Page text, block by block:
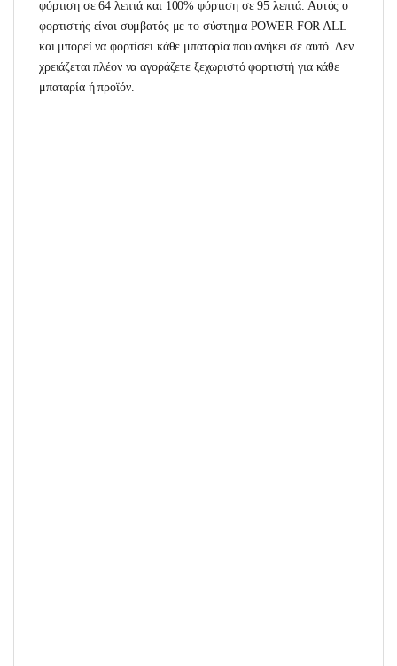
φόρτιση σε 64 λεπτά και 100% φόρτιση σε 95 λεπτά. Αυτός ο
φορτιστής είναι συμβατός με το σύστημα POWER FOR ALL
και μπορεί να φορτίσει κάθε μπαταρία που ανήκει σε αυτό. Δεν
χρειάζεται πλέον να αγοράζετε ξεχωριστό φορτιστή για κάθε
μπαταρία ή προϊόν.